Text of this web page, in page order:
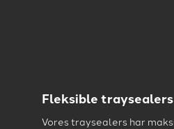
Fleksible traysealers
Vores traysealers har